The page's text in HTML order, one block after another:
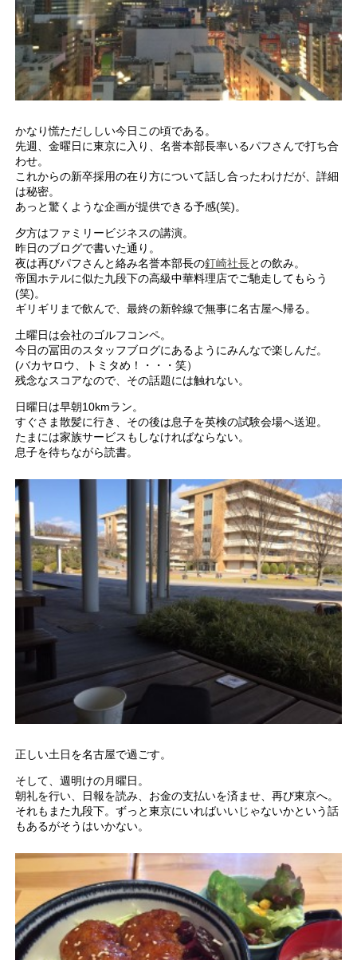
かなり慌ただししい今日この頃である。
先週、金曜日に東京に入り、名誉本部長率いるパフさんで打ち合
わせ。
これからの新卒採用の在り方について話し合ったわけだが、詳細
は秘密。
あっと驚くような企画が提供できる予感(笑)。
夕方はファミリービジネスの講演。
昨日のブログで書いた通り。
夜は再びパフさんと絡み名誉本部長の釘崎社長との飲み。
帝国ホテルに似た九段下の高級中華料理店でご馳走してもらう
(笑)。
ギリギリまで飲んで、最終の新幹線で無事に名古屋へ帰る。
土曜日は会社のゴルフコンペ。
今日の冨田のスタッフブログにあるようにみんなで楽しんだ。
(バカヤロウ、トミタめ！・・・笑）
残念なスコアなので、その話題には触れない。
日曜日は早朝10kmラン。
すぐさま散髪に行き、その後は息子を英検の試験会場へ送迎。
たまには家族サービスもしなければならない。
息子を待ちながら読書。
正しい土日を名古屋で過ごす。
そして、週明けの月曜日。
朝礼を行い、日報を読み、お金の支払いを済ませ、再び東京へ。
それもまた九段下。ずっと東京にいればいいじゃないかという話
もあるがそうはいかない。